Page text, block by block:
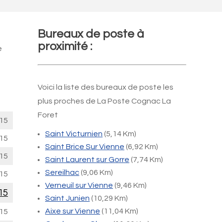
Bureaux de poste à
proximité :
Voici la liste des bureaux de poste les
plus proches de La Poste Cognac La
Foret
Saint Victurnien (5,14 Km)
Saint Brice Sur Vienne (6,92 Km)
Saint Laurent sur Gorre (7,74 Km)
Sereilhac(9,06 Km)
Verneuil sur Vienne (9,46 Km)
Saint Junien (10,29 Km)
Aixe sur Vienne (11,04 Km)